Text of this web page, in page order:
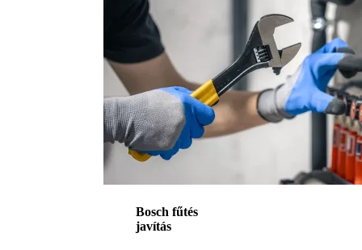
Bosch fűtés
javítás